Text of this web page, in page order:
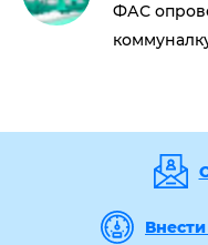
ФАС